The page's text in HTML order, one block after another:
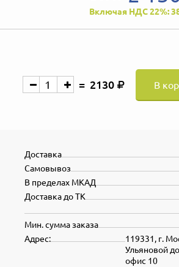
Включая НДС 22%:
2130 В
Доставка
Самовывоз
В пределах МКАД
Доставка до ТК
Мин. сумма заказа
119331, г.
Ульяновой
офис 10
Адрес: